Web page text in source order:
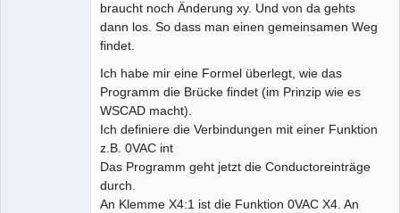
braucht noch Änderung xy. Und von da gehts
dann los. So dass man einen gemeinsamen Weg
findet.
Ich habe mir eine Formel überlegt, wie das
Programm die Brücke findet (im Prinzip wie es
WSCAD macht).
Ich definiere die Verbindungen mit einer Funktion
z.B. 0VAC int
Das Programm geht jetzt die Conductoreinträge
durch.
An Klemme X4:1 ist die Funktion 0VAC X4. An